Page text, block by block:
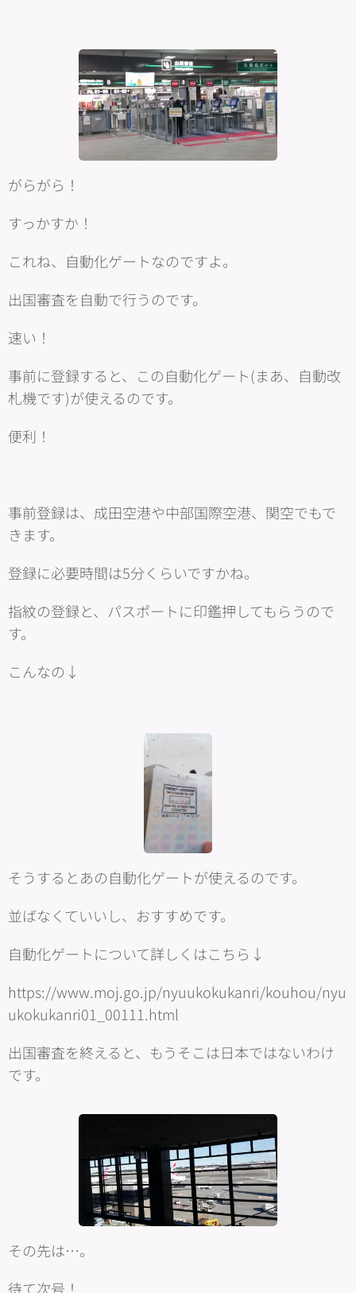
がらがら！
すっかすか！
これね、自動化ゲートなのですよ。
出国審査を自動で行うのです。
速い！
事前に登録すると、この自動化ゲート(まあ、自動改
札機です)が使えるのです。
便利！
事前登録は、成田空港や中部国際空港、関空でもで
きます。
登録に必要時間は5分くらいですかね。
指紋の登録と、パスポートに印鑑押してもらうので
す。
こんなの↓
そうするとあの自動化ゲートが使えるのです。
並ばなくていいし、おすすめです。
自動化ゲートについて詳しくはこちら↓
https://www.moj.go.jp/nyuukokukanri/kouhou/nyu
ukokukanri01_00111.html
出国審査を終えると、もうそこは日本ではないわけ
です。
その先は…。
待て次号！